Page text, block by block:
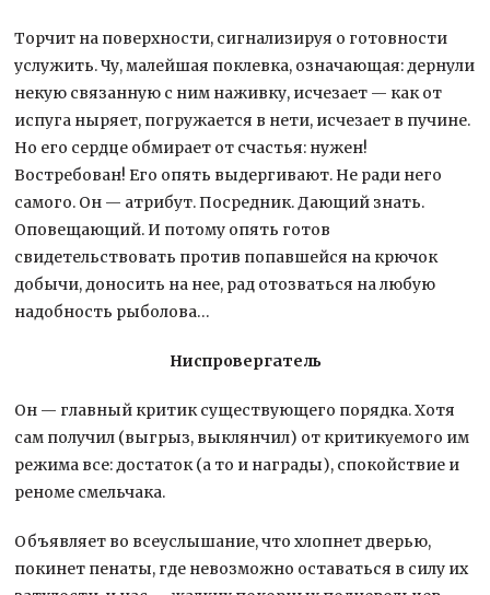
Торчит на поверхности, сигнализируя о готовности
услужить. Чу, малейшая поклевка, означающая: дернули
некую связанную с ним наживку, исчезает — как от
испуга ныряет, погружается в нети, исчезает в пучине.
Но его сердце обмирает от счастья: нужен!
Востребован! Его опять выдергивают. Не ради него
самого. Он — атрибут. Посредник. Дающий знать.
Оповещающий. И потому опять готов
свидетельствовать против попавшейся на крючок
добычи, доносить на нее, рад отозваться на любую
надобность рыболова…
Ниспровергатель
Он — главный критик существующего порядка. Хотя
сам получил (выгрыз, выклянчил) от критикуемого им
режима все: достаток (а то и награды), спокойствие и
реноме смельчака.
Объявляет во всеуслышание, что хлопнет дверью,
покинет пенаты, где невозможно оставаться в силу их